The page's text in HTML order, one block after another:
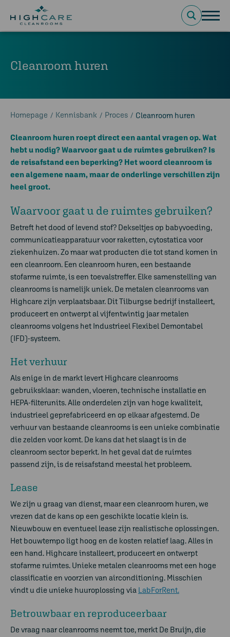
Cleanroom huren
Homepage / Kennisbank / Proces / Cleanroom huren
Cleanroom huren roept direct een aantal vragen op. Wat
hebt u nodig? Waarvoor gaat u de ruimtes gebruiken? Is
de reisafstand een beperking? Het woord cleanroom is
een algemene naam, maar de onderlinge verschillen zijn
heel groot.
Waarvoor gaat u de ruimtes gebruiken?
Betreft het dood of levend stof? Dekseltjes op babyvoeding,
communicatieapparatuur voor raketten, cytostatica voor
ziekenhuizen. Zo maar wat producten die tot stand komen in
een cleanroom. Een cleanroom huren, een bestaande
stofarme ruimte, is een toevalstreffer. Elke samenstelling van
cleanrooms is namelijk uniek. De metalen cleanrooms van
Highcare zijn verplaatsbaar. Dit Tilburgse bedrijf installeert,
produceert en ontwerpt al vijfentwintig jaar metalen
cleanrooms volgens het Industrieel Flexibel Demontabel
(IFD)-systeem.
Het verhuur
Als enige in de markt levert Highcare cleanrooms
gebruiksklaar: wanden, vloeren, technische installatie en
HEPA-filterunits. Alle onderdelen zijn van hoge kwaliteit,
industrieel geprefabriceerd en op elkaar afgestemd. De
verhuur van bestaande cleanrooms is een unieke combinatie
die zelden voor komt. De kans dat het slaagt is in de
cleanroom sector beperkt. In het geval dat de ruimtes
passend zijn, is de reisafstand meestal het probleem.
Lease
We zijn u graag van dienst, maar een cleanroom huren, we
vrezen dat de kans op een geschikte locatie klein is.
Nieuwbouw en eventueel lease zijn realistische oplossingen.
Het bouwtempo ligt hoog en de kosten relatief laag. Alles in
een hand. Highcare installeert, produceert en ontwerpt
stofarme ruimtes. Unieke metalen cleanrooms met een hoge
classificatie en voorzien van airconditioning. Misschien
vindt u die unieke huuroplossing via LabForRent.
Betrouwbaar en reproduceerbaar
De vraag naar cleanrooms neemt toe, merkt De Bruijn, die